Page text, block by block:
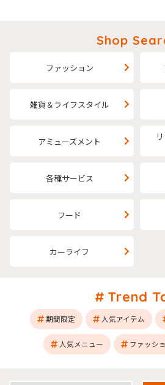
Shop
ファッション
雑貨＆ライフスタイル
アミューズメント
各種サービス
フード
カーライフ
Trend
期間限定 人気アイテム
人気メニュー ファッシ